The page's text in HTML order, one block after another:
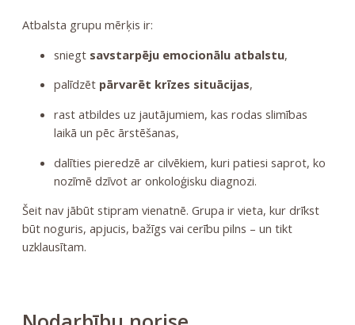
Atbalsta grupu mērķis ir:
sniegt savstarpēju emocionālu atbalstu,
palīdzēt pārvarēt krīzes situācijas,
rast atbildes uz jautājumiem, kas rodas slimības
laikā un pēc ārstēšanas,
dalīties pieredzē ar cilvēkiem, kuri patiesi saprot, ko
nozīmē dzīvot ar onkoloģisku diagnozi.
Šeit nav jābūt stipram vienatnē. Grupa ir vieta, kur drīkst
būt noguris, apjucis, bažīgs vai cerību pilns – un tikt
uzklausītam.